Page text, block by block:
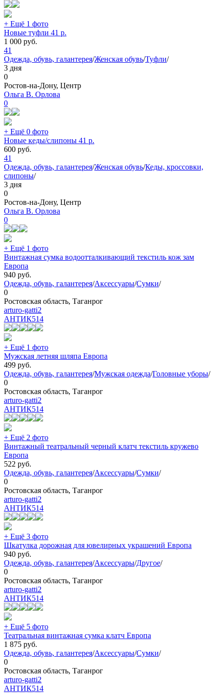
+ Ещё 1 фото
Новые туфли 41 р.
1 000 руб.
41
Одежда, обувь, галантерея/Женская обувь/Туфли/
3 дня
0
Ростов-на-Дону, Центр
Ольга В. Орлова
0
+ Ещё 0 фото
Новые кеды/слипоны 41 р.
600 руб.
41
Одежда, обувь, галантерея/Женская обувь/Кеды, кроссовки,
слипоны/
3 дня
0
Ростов-на-Дону, Центр
Ольга В. Орлова
0
+ Ещё 1 фото
Винтажная сумка водоотталкивающий текстиль кож зам
Европа
940 руб.
Одежда, обувь, галантерея/Аксессуары/Сумки/
0
Ростовская область, Таганрог
arturo-gatti2
АНТИК514
+ Ещё 1 фото
Мужская летняя шляпа Европа
499 руб.
Одежда, обувь, галантерея/Мужская одежда/Головные уборы/
0
Ростовская область, Таганрог
arturo-gatti2
АНТИК514
+ Ещё 2 фото
Винтажный театральный черный клатч текстиль кружево
Европа
522 руб.
Одежда, обувь, галантерея/Аксессуары/Сумки/
0
Ростовская область, Таганрог
arturo-gatti2
АНТИК514
+ Ещё 3 фото
Шкатулка дорожная для ювелирных украшений Европа
940 руб.
Одежда, обувь, галантерея/Аксессуары/Другое/
0
Ростовская область, Таганрог
arturo-gatti2
АНТИК514
+ Ещё 5 фото
Театральная винтажная сумка клатч Европа
1 875 руб.
Одежда, обувь, галантерея/Аксессуары/Сумки/
0
Ростовская область, Таганрог
arturo-gatti2
АНТИК514